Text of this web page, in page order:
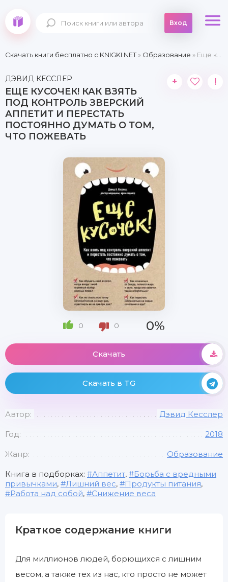
Вход
Скачать книги бесплатно c KNIGKI.NET» Образование » Еще кусочек! Как взять под контроль зверский аппетит и перестать постоянно думать о том, что пожевать
ДЭВИД КЕССЛЕР
ЕЩЕ КУСОЧЕК! КАК ВЗЯТЬ
ПОД КОНТРОЛЬ ЗВЕРСКИЙ
АППЕТИТ И ПЕРЕСТАТЬ
ПОСТОЯННО ДУМАТЬ О ТОМ,
ЧТО ПОЖЕВАТЬ
+ !
0 0 0%
Скачать
Скачать в TG
Автор: Дэвид Кесслер
Год: 2018
Жанр: Образование
Книга в подборках: Аппетит,
Борьба с вредными
привычками, Лишний вес, Продукты питания,
Работа над собой, Снижение веса
Краткое содержание книги
Для миллионов людей, борющихся с лишним
весом, а также тех из нас, кто просто не может